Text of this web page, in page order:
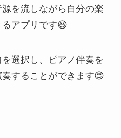
を流しながら自分の楽
アプリです😆
選択し、ピアノ伴奏を
することができます😍